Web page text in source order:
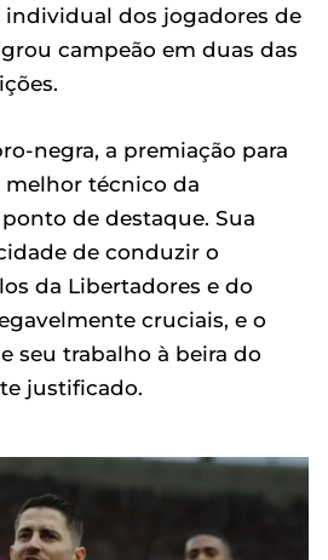
individual dos jogadores de
campeão em duas das
negra, a premiação para
melhor técnico da
de destaque. Sua
de conduzir o
da Libertadores e do
cruciais, e o
seu trabalho à beira do
justificado.